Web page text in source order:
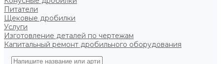
Питатели
Щековые дробилки
Услуги
Изготовление деталей по чертежам
Капитальный ремонт дробильного оборудования